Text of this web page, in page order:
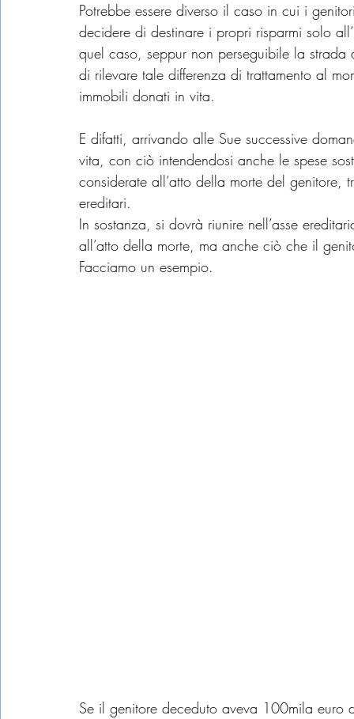
Potrebbe essere diverso il caso in cui i
decidere di destinare i propri risparmi solo
quel caso, seppur non perseguibile la
di rilevare tale differenza di trattamento al
immobili donati in vita.
E difatti, arrivando alle Sue successive
vita, con ciò intendendosi anche le spese
considerate all’atto della morte del genitore,
ereditari.
In sostanza, si dovrà riunire nell’asse
all’atto della morte, ma anche ciò che il
Facciamo un esempio.
Se il genitore deceduto aveva 100mila